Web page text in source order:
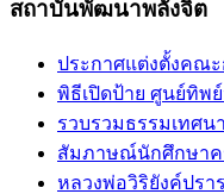
สถาบันพัฒนาพลังจิต
ประกาศแต่งตั้งคณ
พิธีเปิดป้าย ศูนย์ทิพ
รวบรวมธรรมเทศน
สัมภาษณ์นักศึกษาค
หลวงพ่อวิริยังค์ปร